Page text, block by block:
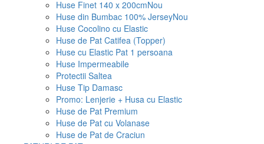
Huse Finet 140 x 200cmNou
Huse din Bumbac 100% JerseyNou
Huse Cocolino cu Elastic
Huse de Pat Catifea (Topper)
Huse cu Elastic Pat 1 persoana
Huse Impermeabile
Protectii Saltea
Huse Tip Damasc
Promo: Lenjerie + Husa cu Elastic
Huse de Pat Premium
Huse de Pat cu Volanase
Huse de Pat de Craciun